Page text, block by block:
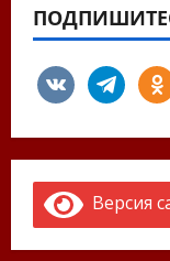
vkontaktetelegram
Версия